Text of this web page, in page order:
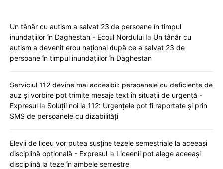
Un tânăr cu autism a salvat 23 de persoane în timpul
inundațiilor în Daghestan - Ecoul Nordului la Un tânăr cu
autism a devenit erou național după ce a salvat 23 de
persoane în timpul inundațiilor în Daghestan
Serviciul 112 devine mai accesibil: persoanele cu deficiențe de
auz și vorbire pot trimite mesaje text în situații de urgență -
Expresul la Soluții noi la 112: Urgențele pot fi raportate și prin
SMS de persoanele cu dizabilități
Elevii de liceu vor putea susține tezele semestriale la aceeași
disciplină opțională - Expresul la Liceenii pot alege aceeași
disciplină la teze în ambele semestre